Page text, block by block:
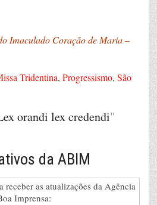
Imaculado Coração de Maria –
Tridentina, Progressismo, São
orandi lex credendi"
da ABIM
receber as atualizações da Agência
Imprensa: